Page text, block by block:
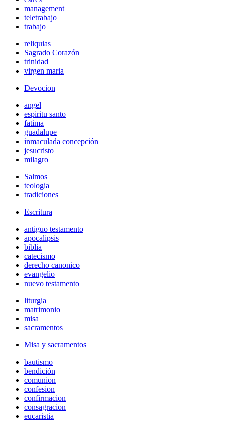
management
teletrabajo
trabajo
reliquias
Sagrado Corazón
trinidad
virgen maria
Devocion
angel
espiritu santo
fatima
guadalupe
inmaculada concepción
jesucristo
milagro
Salmos
teologia
tradiciones
Escritura
antiguo testamento
apocalipsis
biblia
catecismo
derecho canonico
evangelio
nuevo testamento
liturgia
matrimonio
misa
sacramentos
Misa y sacramentos
bautismo
bendición
comunion
confesion
confirmacion
consagracion
eucaristia